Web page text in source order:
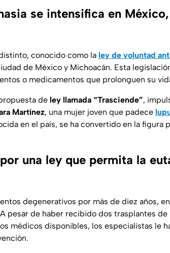
se intensifica en
conocido como la ley de voluntad
de México y Michoacán. Esta
o medicamentos que prolonguen su
de ley llamada “Trasciende”,
Martínez, una mujer joven que padece
en el país, se ha convertido en la figura
una ley que permita la
degenerativos por más de diez años,
pesar de haber recibido dos trasplantes de
médicos disponibles, los especialistas le